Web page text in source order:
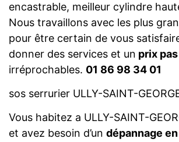
encastrable, meilleur cylindre
Nous travaillons avec les plus
pour être certain de vous
donner des services et un prix
irréprochables. 01 86 98 34 01
sos serrurier ULLY-SAINT-
Vous habitez a ULLY-SAINT-
et avez besoin d’un dépannage